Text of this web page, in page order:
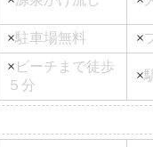
×駐車場無料 ×
× ビーチまで徒歩
５分
×